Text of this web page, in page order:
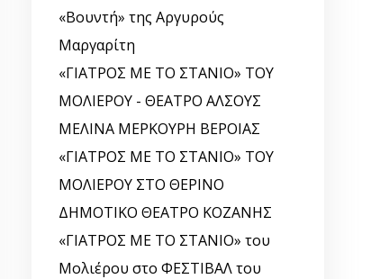
«Βουντή» της Αργυρούς
Μαργαρίτη
«ΓΙΑΤΡΟΣ ΜΕ ΤΟ ΣΤΑΝΙΟ» ΤΟΥ
ΜΟΛΙΕΡΟΥ - ΘΕΑΤΡΟ ΑΛΣΟΥΣ
ΜΕΛΙΝΑ ΜΕΡΚΟΥΡΗ ΒΕΡΟΙΑΣ
«ΓΙΑΤΡΟΣ ΜΕ ΤΟ ΣΤΑΝΙΟ» ΤΟΥ
ΜΟΛΙΕΡΟΥ ΣΤΟ ΘΕΡΙΝΟ
ΔΗΜΟΤΙΚΟ ΘΕΑΤΡΟ ΚΟΖΑΝΗΣ
«ΓΙΑΤΡΟΣ ΜΕ ΤΟ ΣΤΑΝΙΟ» του
Μολιέρου στο ΦΕΣΤΙΒΑΛ του